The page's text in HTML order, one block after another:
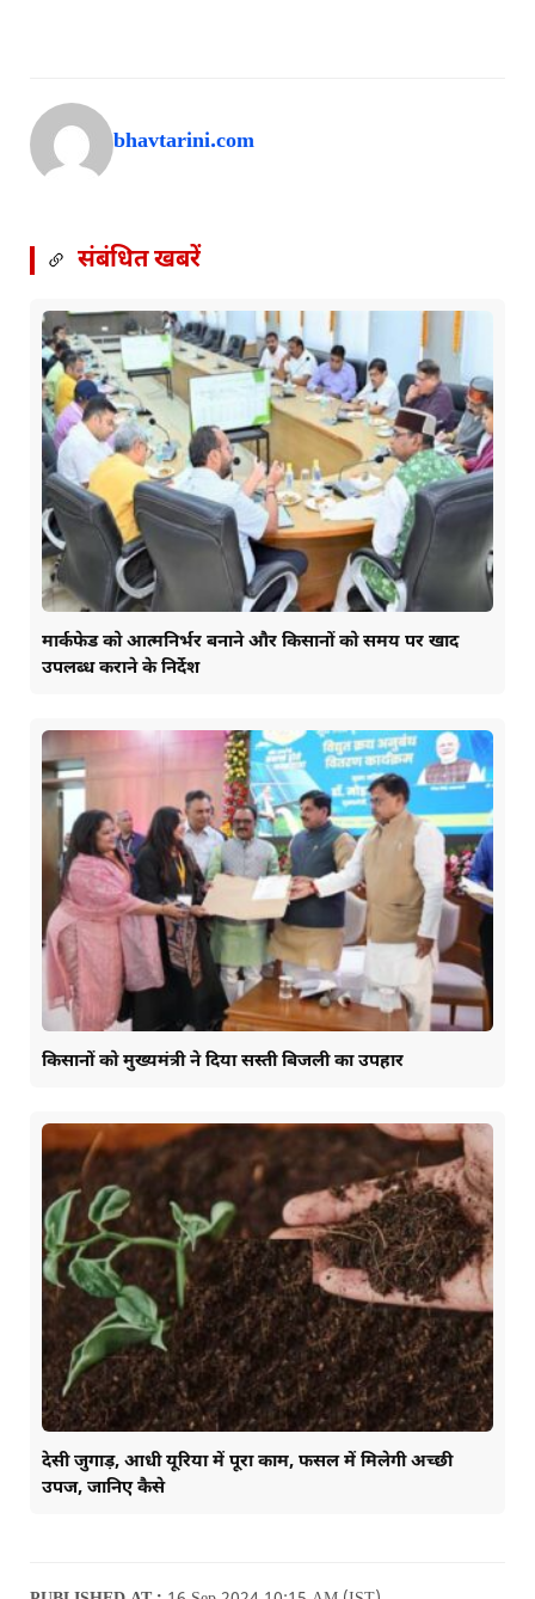
bhavtarini.com
संबंधित खबरें
मार्कफेड को आत्मनिर्भर बनाने और किसानों को समय पर खाद
उपलब्ध कराने के निर्देश
किसानों को मुख्यमंत्री ने दिया सस्ती बिजली का उपहार
देसी जुगाड़, आधी यूरिया में पूरा काम, फसल में मिलेगी अच्छी
उपज, जानिए कैसे